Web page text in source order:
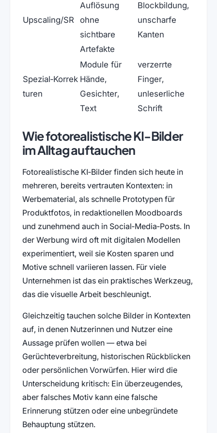
Upscaling/SR
Auflösung
ohne
sichtbare
Artefakte
Blockbildung,
unscharfe
Kanten
Spezial‑Korrek
turen
Module für
Hände,
Gesichter,
Text
verzerrte
Finger,
unleserliche
Schrift
Wie fotorealistische KI-Bilder
im Alltag auftauchen
Fotorealistische KI‑Bilder finden sich heute in
mehreren, bereits vertrauten Kontexten: in
Werbematerial, als schnelle Prototypen für
Produktfotos, in redaktionellen Moodboards
und zunehmend auch in Social‑Media‑Posts. In
der Werbung wird oft mit digitalen Modellen
experimentiert, weil sie Kosten sparen und
Motive schnell variieren lassen. Für viele
Unternehmen ist das ein praktisches Werkzeug,
das die visuelle Arbeit beschleunigt.
Gleichzeitig tauchen solche Bilder in Kontexten
auf, in denen Nutzerinnen und Nutzer eine
Aussage prüfen wollen — etwa bei
Gerüchteverbreitung, historischen Rückblicken
oder persönlichen Vorwürfen. Hier wird die
Unterscheidung kritisch: Ein überzeugendes,
aber falsches Motiv kann eine falsche
Erinnerung stützen oder eine unbegründete
Behauptung stützen.